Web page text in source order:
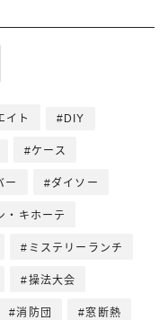
イト DIY
ケース
ー ダイソー
・キホーテ
ミステリーランチ
操法大会
消防団 窓断熱